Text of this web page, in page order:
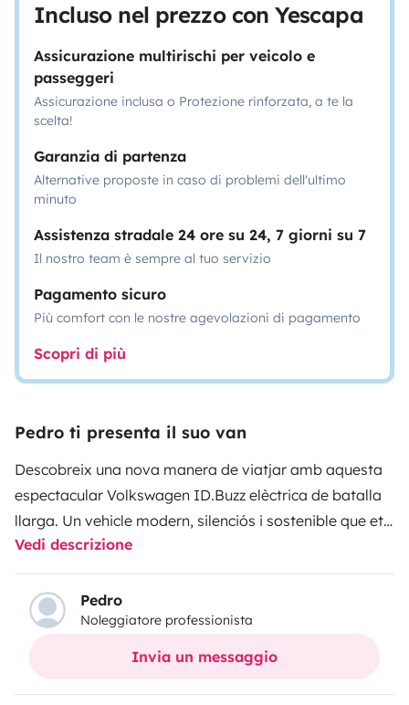
Incluso nel prezzo con Yescapa
Assicurazione multirischi per veicolo e
passeggeri
Assicurazione inclusa o Protezione rinforzata, a te la
scelta!
Garanzia di partenza
Alternative proposte in caso di problemi dell'ultimo
minuto
Assistenza stradale 24 ore su 24, 7 giorni su 7
Il nostro team è sempre al tuo servizio
Pagamento sicuro
Più comfort con le nostre agevolazioni di pagamento
Scopri di più
Pedro ti presenta il suo van
Descobreix una nova manera de viatjar amb aquesta
espectacular Volkswagen ID.Buzz elèctrica de batalla
llarga. Un vehicle modern, silenciós i sostenible que et
permet explorar sense límits amb fins a 450 km
d’autonomia i 286 CV de potència.Aquesta
camperització intel·ligent està equipada amb un
sistema de calaixos interiors que es transformen
fàcilment en un llit còmode per a dues persones. Ideal
aventures més llargues.El vehicle destaca pel seu estat
Vedi descrizione
Pedro
Noleggiatore professionista
Invia un messaggio